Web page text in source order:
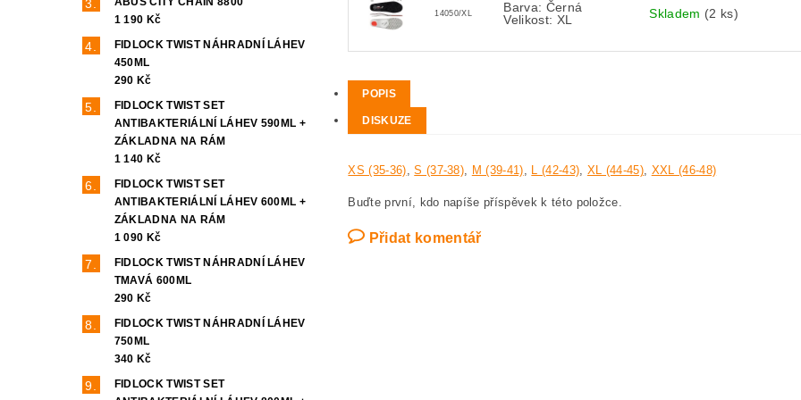
1 190 Kč
FIDLOCK TWIST NÁHRADNÍ LÁHEV
450ML
290 Kč
FIDLOCK TWIST SET
ANTIBAKTERIÁLNÍ LÁHEV 590ML +
ZÁKLADNA NA RÁM
1 140 Kč
FIDLOCK TWIST SET
ANTIBAKTERIÁLNÍ LÁHEV 600ML +
ZÁKLADNA NA RÁM
1 090 Kč
FIDLOCK TWIST NÁHRADNÍ LÁHEV
TMAVÁ 600ML
290 Kč
FIDLOCK TWIST NÁHRADNÍ LÁHEV
750ML
340 Kč
FIDLOCK TWIST SET
14050/XL
Barva: Černá
Velikost: XL
Skladem (2 ks)
POPIS
DISKUZE
XS (35-36),S (37-38), M (39-41), L (42-43), XL (44-45), XXL (46-48)
Buďte první, kdo napíše příspěvek k této položce.
Přidat komentář